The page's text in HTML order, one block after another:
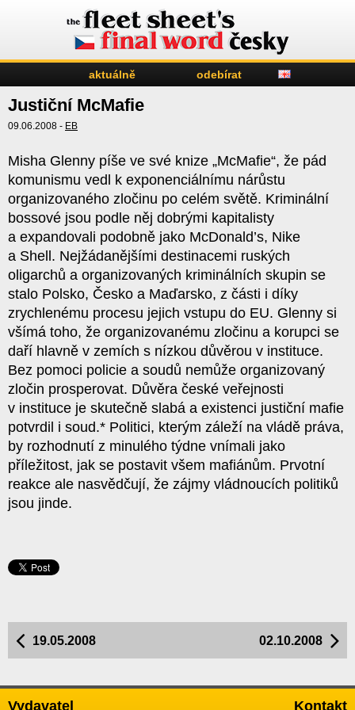
aktuálně odebírat
Justiční McMafie
09.06.2008 - EB
Misha Glenny píše ve své knize „McMafie“, že pád
komunismu vedl k exponenciálnímu nárůstu
organizovaného zločinu po celém světě. Kriminální
bossové jsou podle něj dobrými kapitalisty
a expandovali podobně jako McDonald’s, Nike
a Shell. Nejžádanějšími destinacemi ruských
oligarchů a organizovaných kriminálních skupin se
stalo Polsko, Česko a Maďarsko, z části i díky
zrychlenému procesu jejich vstupu do EU. Glenny si
všímá toho, že organizovanému zločinu a korupci se
daří hlavně v zemích s nízkou důvěrou v instituce.
Bez pomoci policie a soudů nemůže organizovaný
zločin prosperovat. Důvěra české veřejnosti
v instituce je skutečně slabá a existenci justiční mafie
potvrdil i soud.* Politici, kterým záleží na vládě práva,
by rozhodnutí z minulého týdne vnímali jako
příležitost, jak se postavit všem mafiánům. Prvotní
reakce ale nasvědčují, že zájmy vládnoucích politiků
jsou jinde.
02.10.2008
19.05.2008
Vydavatel Kontakt